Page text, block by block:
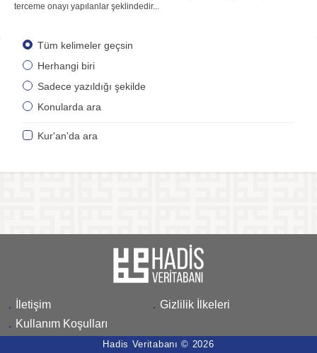
terceme onayı yapılanlar şeklindedir...
Tüm kelimeler geçsin
Herhangi biri
Sadece yazıldığı şekilde
Konularda ara
Kur'an'da ara
. İletişim . Gizlilik İlkeleri
. Kullanım Koşulları
Hadis Veritabanı © 2026